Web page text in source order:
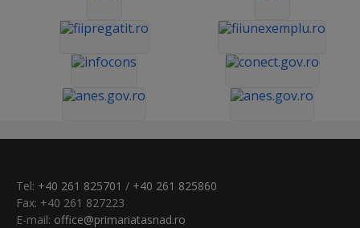
Tel: +40 261 825701 / +40 261 825860
Fax: +40 261 827223
E-mail: office@primariatasnad.ro